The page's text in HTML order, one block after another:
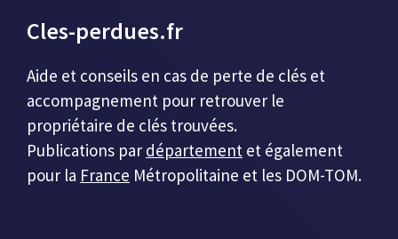
Cles-perdues.fr
Aide et conseils en cas de perte de clés et
accompagnement pour retrouver le
propriétaire de clés trouvées.
Publications par département et également
pour la France Métropolitaine et les DOM-TOM.